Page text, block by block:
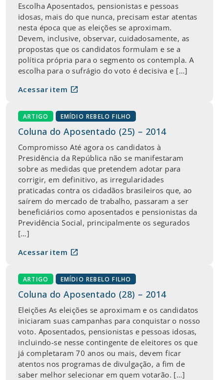
Escolha Aposentados, pensionistas e pessoas
idosas, mais do que nunca, precisam estar atentas
nesta época que as eleições se aproximam.
Devem, inclusive, observar, cuidadosamente, as
propostas que os candidatos formulam e se a
política própria para o segmento os contempla. A
escolha para o sufrágio do voto é decisiva e […]
Acessar item open_in_new
ARTIGO EMÍDIO REBELO FILHO
Coluna do Aposentado (25) – 2014
Compromisso Até agora os candidatos à
Presidência da República não se manifestaram
sobre as medidas que pretendem adotar para
corrigir, em definitivo, as irregularidades
praticadas contra os cidadãos brasileiros que, ao
saírem do mercado de trabalho, passaram a ser
beneficiários como aposentados e pensionistas da
Previdência Social, principalmente os segurados
[…]
Acessar item open_in_new
ARTIGO EMÍDIO REBELO FILHO
Coluna do Aposentado (28) – 2014
Eleições As eleições se aproximam e os candidatos
iniciaram suas campanhas para conquistar o nosso
voto. Aposentados, pensionistas e pessoas idosas,
incluindo-se nesse contingente de eleitores os que
já completaram 70 anos ou mais, devem ficar
atentos nos programas de divulgação, a fim de
saber melhor selecionar em quem votarão. […]